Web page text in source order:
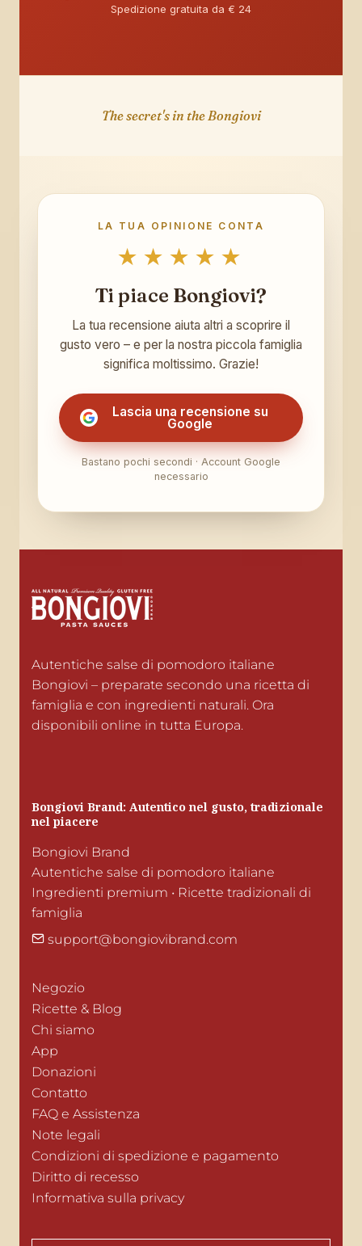
Spedizione gratuita da € 24
The secret's in the Bongiovi
LA TUA OPINIONE CONTA
★★★★★
Ti piace Bongiovi?
La tua recensione aiuta altri a scoprire il
gusto vero – e per la nostra piccola famiglia
significa moltissimo. Grazie!
Lascia una recensione su
Google
Bastano pochi secondi · Account Google
necessario
Autentiche salse di pomodoro italiane
Bongiovi – preparate secondo una ricetta di
famiglia e con ingredienti naturali. Ora
disponibili online in tutta Europa.
Bongiovi Brand: Autentico nel gusto, tradizionale
nel piacere
Bongiovi Brand
Autentiche salse di pomodoro italiane
Ingredienti premium • Ricette tradizionali di
famiglia
support@bongiovibrand.com
Negozio
Ricette & Blog
Chi siamo
App
Donazioni
Contatto
FAQ e Assistenza
Note legali
Condizioni di spedizione e pagamento
Diritto di recesso
Informativa sulla privacy